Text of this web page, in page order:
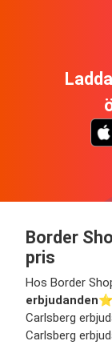
Border
pris
Hos Border
erbjudanden
Carlsberg
Carlsberg